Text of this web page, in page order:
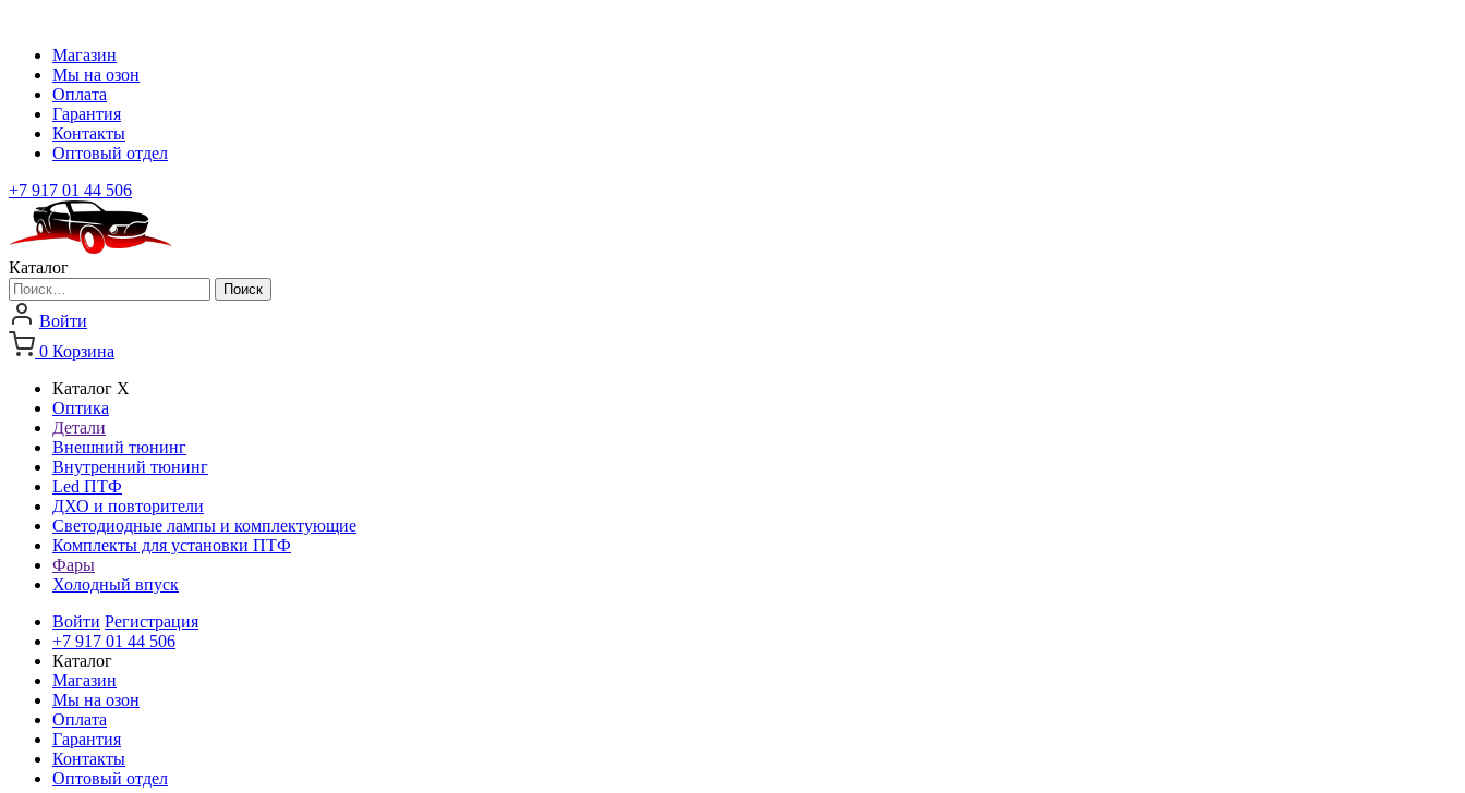
Магазин
Мы на озон
Оплата
Гарантия
Контакты
Оптовый отдел
+7 917 01 44 506
Каталог
Найти:
Войти
0 Корзина
Каталог X
Оптика
Детали
Внешний тюнинг
Внутренний тюнинг
Led ПТФ
ДХО и повторители
Светодиодные лампы и комплектующие
Комплекты для установки ПТФ
Фары
Холодный впуск
Войти Регистрация
+7 917 01 44 506
Каталог
Магазин
Мы на озон
Оплата
Гарантия
Контакты
Оптовый отдел